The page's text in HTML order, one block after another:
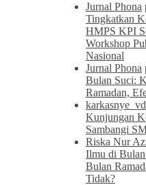
Jurnal Phona
Tingkatkan
HMPS KPI
Workshop
Nasional
Jurnal Phona
Bulan Suci:
Ramadan,
Kunjungan
Sambangi
Riska Nur
Ilmu di
Bulan
Tidak?